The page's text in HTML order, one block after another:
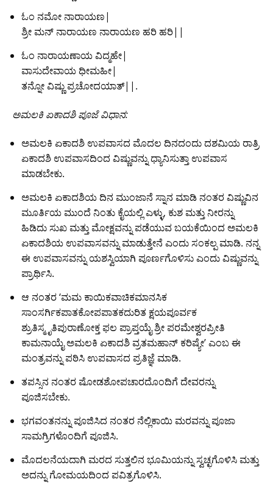
ಓಂ ನಮೋ ನಾರಾಯಣ|
ಶ್ರೀ ಮನ್‌ ನಾರಾಯಣ ನಾರಾಯಣ ಹರಿ ಹರಿ||
ಓಂ ನಾರಾಯಣಾಯ ವಿದ್ಮಹೇ|
ವಾಸುದೇವಾಯ ಧೀಮಹೀ|
ತನ್ನೋ ವಿಷ್ಣು ಪ್ರಚೋದಯಾತ್||.
ಅಮಲಕಿ ಏಕಾದಶಿ ಪೂಜೆ ವಿಧಾನ:
ಅಮಲಕಿ ಏಕಾದಶಿ ಉಪವಾಸದ ಮೊದಲ ದಿನದಂದು ದಶಮಿಯ ರಾತ್ರಿ
ಏಕಾದಶಿ ಉಪವಾಸದಿಂದ ವಿಷ್ಣುವನ್ನು ಧ್ಯಾನಿಸುತ್ತಾ ಉಪವಾಸ
ಮಾಡಬೇಕು.
ಅಮಲಕಿ ಏಕಾದಶಿಯ ದಿನ ಮುಂಜಾನೆ ಸ್ನಾನ ಮಾಡಿ ನಂತರ ವಿಷ್ಣುವಿನ
ಮೂರ್ತಿಯ ಮುಂದೆ ನಿಂತು ಕೈಯಲ್ಲಿ ಎಳ್ಳು, ಕುಶ ಮತ್ತು ನೀರನ್ನು
ಹಿಡಿದು ಸುಖ ಮತ್ತು ಮೋಕ್ಷವನ್ನು ಪಡೆಯುವ ಬಯಕೆಯಿಂದ ಅಮಲಕಿ
ಏಕಾದಶಿಯ ಉಪವಾಸವನ್ನು ಮಾಡುತ್ತೇನೆ ಎಂದು ಸಂಕಲ್ಪ ಮಾಡಿ. ನನ್ನ
ಈ ಉಪವಾಸವನ್ನು ಯಶಸ್ವಿಯಾಗಿ ಪೂರ್ಣಗೊಳಿಸು ಎಂದು ವಿಷ್ಣುವನ್ನು
ಪ್ರಾರ್ಥಿಸಿ.
ಆ ನಂತರ ‘ಮಮ ಕಾಯಿಕವಾಚಿಕಮಾನಸಿಕ
ಸಾಂಸರ್ಗಿಕಪಾತಕೋಪಪಾತಕದುರಿತ ಕ್ಷಯಪೂರ್ವಕ
ಶ್ರುತಿಸ್ಮೃತಿಪುರಾಣೋಕ್ತ ಫಲ ಪ್ರಾಪ್ತಯೈ ಶ್ರೀ ಪರಮೇಶ್ವರಪ್ರೀತಿ
ಕಾಮನಾಯೈ ಅಮಲಕಿ ಏಕಾದಶಿ ವ್ರತಮಹಾನ್ ಕರಿಷ್ಯೇ’ ಎಂಬ ಈ
ಮಂತ್ರವನ್ನು ಪಠಿಸಿ ಉಪವಾಸದ ಪ್ರತಿಜ್ಞೆ ಮಾಡಿ.
ತಪಸ್ಸಿನ ನಂತರ ಷೋಡಶೋಪಚಾರದೊಂದಿಗೆ ದೇವರನ್ನು
ಪೂಜಿಸಬೇಕು.
ಭಗವಂತನನ್ನು ಪೂಜಿಸಿದ ನಂತರ ನೆಲ್ಲಿಕಾಯಿ ಮರವನ್ನು ಪೂಜಾ
ಸಾಮಗ್ರಿಗಳೊಂದಿಗೆ ಪೂಜಿಸಿ.
ಮೊದಲನೆಯದಾಗಿ ಮರದ ಸುತ್ತಲಿನ ಭೂಮಿಯನ್ನು ಸ್ವಚ್ಛಗೊಳಿಸಿ ಮತ್ತು
ಅದನ್ನು ಗೋಮಯದಿಂದ ಪವಿತ್ರಗೊಳಿಸಿ.